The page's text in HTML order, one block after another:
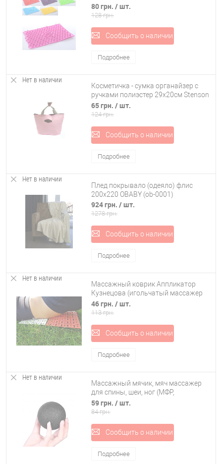
стоп) OSPORT 39*27cm (MS 1952-1)
80 грн. / шт.
128 грн.
Сообщить о наличии
Подробнее
Нет в наличии
Косметичка - сумка органайзер с
ручками полиэстер 29х20см Stenson
(R15607)
65 грн. / шт.
124 грн.
Сообщить о наличии
Подробнее
Нет в наличии
Плед покрывало (одеяло) флис
200х220 OBABY (ob-0001)
924 грн. / шт.
1278 грн.
Сообщить о наличии
Подробнее
Нет в наличии
Массажный коврик Аппликатор
Кузнецова (игольчатый массажер
для спины) OSPORT Афина 16x16 см
(OF-0272)
46 грн. / шт.
113 грн.
Сообщить о наличии
Подробнее
Нет в наличии
Массажный мячик, мяч массажер
для спины, шеи, ног (МФР,
миофасциального релиза) OSPORT
EPP 8см (MS 3338-1)
59 грн. / шт.
84 грн.
Сообщить о наличии
Подробнее